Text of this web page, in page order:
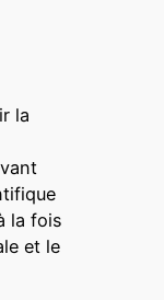
la
la fois
et le